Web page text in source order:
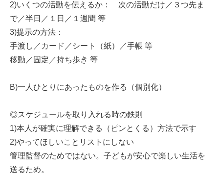
2)いくつの活動を伝えるか： 次の活動だけ／３つ先ま
で／半日／１日／１週間 等
3)提示の方法：
手渡し／カード／シート（紙）／手帳 等
移動／固定／持ち歩き 等
B)一人ひとりにあったものを作る（個別化）
◎スケジュールを取り入れる時の鉄則
1)本人が確実に理解できる（ピンとくる）方法で示す
2)やってほしいことリストにしない
管理監督のためではない。子どもが安心で楽しい生活を
送るため。